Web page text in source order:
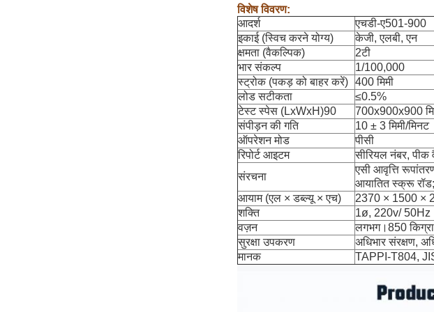
विशेष विवरण:
आदर्श
एचडी-ए501-900
इकाई (स्विच करने योग्य)
केजी, एलबी, एन
क्षमता (वैकल्पिक)
2टी
भार संकल्प
1/100,000
स्ट्रोक (पकड़ को बाहर करें) 400 मिमी
लोड सटीकता
≤0.5%
टेस्ट स्पेस (LxWxH)90
700x900x900
संपीड़न की गति
10 ± 3 मिमी/मिनट
ऑपरेशन मोड
पीसी
रिपोर्ट आइटम
सीरियल नंबर, पीक
संरचना
एसी आवृत्ति
आयातित स्क्रू
आयाम (एल × डब्ल्यू × एच)
2370 × 1500 ×
शक्ति
1ø, 220v/ 50Hz
वज़न
लगभग।850 किग्रा
सुरक्षा उपकरण
अधिभार संरक्षण,
मानक
TAPPI-T804,